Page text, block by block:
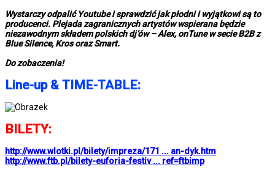
Wystarczy odpalić Youtube i sprawdzić jak płodni i wyjątkowi są to
producenci. Plejada zagranicznych artystów wspierana będzie
niezawodnym składem polskich dj’ów – Alex, onTune w secie B2B z
Blue Silence, Kros oraz Smart.
Do zobaczenia!
Line-up & TIME-TABLE:
BILETY:
http://www.wlotki.pl/bilety/impreza/171 ... an-dyk.htm
http://www.ftb.pl/bilety-euforia-festiv ... ref=ftbimp